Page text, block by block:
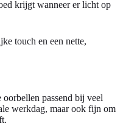
krijgt wanneer er licht op
touch en een nette,
passend bij veel
werkdag, maar ook fijn om